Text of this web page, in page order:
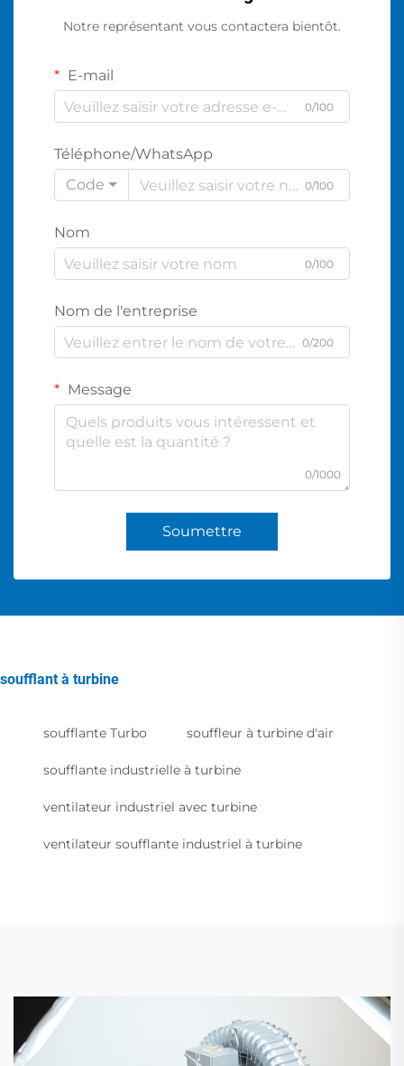
Notre représentant vous contactera bientôt.
E-mail
0/100
Téléphone/WhatsApp
Code
0/100
Nom
0/100
Nom de l'entreprise
0/200
Message
0/1000
Soumettre
soufflant à turbine
soufflante Turbo souffleur à turbine d'air
soufflante industrielle à turbine
ventilateur industriel avec turbine
ventilateur soufflante industriel à turbine